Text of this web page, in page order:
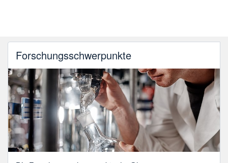
Forschungsschwerpunkte